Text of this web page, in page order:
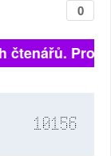
0
10156